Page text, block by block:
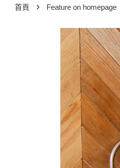
首頁 › Feature on homepage